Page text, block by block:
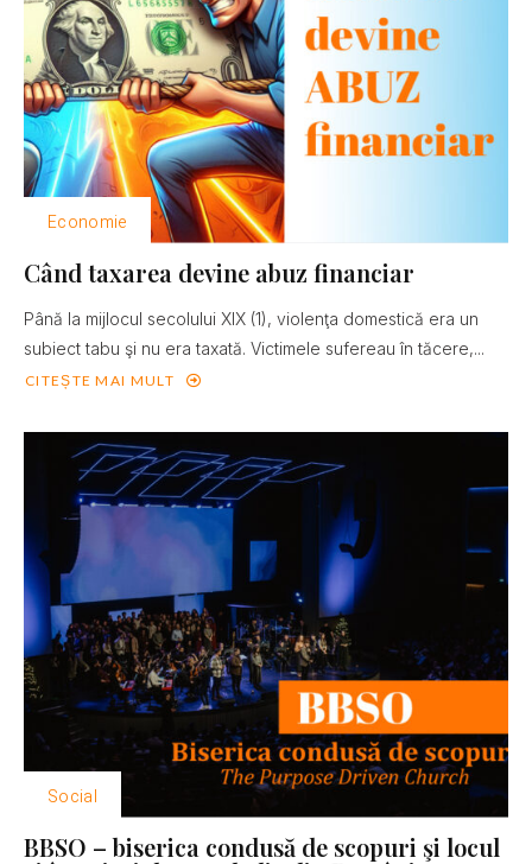
Economie
Când taxarea devine abuz financiar
Până la mijlocul secolului XIX (1), violenţa domestică era un
subiect tabu şi nu era taxată. Victimele sufereau în tăcere,...
CITEȘTE MAI MULT
Social
BBSO – biserica condusă de scopuri şi locul